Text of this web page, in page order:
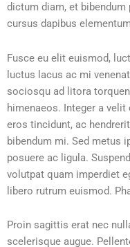
dictum diam, et
cursus dapibus
Fusce eu elit euismod,
luctus lacus ac mi
sociosqu ad litora
himenaeos. Integer a
eros tincidunt, ac
bibendum mi. Sed metus
posuere ac ligula.
volutpat quam imperdiet
libero rutrum euismod.
Proin sagittis erat nec
scelerisque augue.